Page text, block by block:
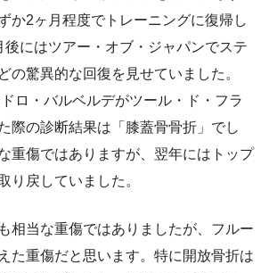
か2ヶ月程度でトレーニングに復帰し
後にはツアー・オブ・ジャパンでステ
の驚異的な回復を見せていました。
ロ・バルベルデがツール・ド・フラ
際の診断結果は「膝蓋骨骨折」でし
重傷ではありますが、翌年にはトップ
り戻していました。
相当な重傷ではありましたが、フルー
た重傷だと思います。特に開放骨折は